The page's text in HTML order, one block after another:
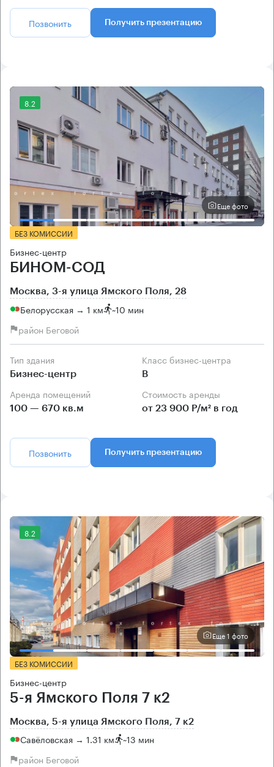
Позвонить Получить презентацию
8.2
Еще фото
БЕЗ КОМИССИИ
Бизнес-центр
БИНОМ-СОД
Москва, 3-я улица Ямского Поля, 28
Белорусская → 1 км ~10 мин
район Беговой
Тип здания
Бизнес-центр
Класс бизнес-центра
B
Аренда помещений
100 — 670 кв.м
Стоимость аренды
от 23 900 Р/м² в год
Позвонить Получить презентацию
8.2
Еще 1 фото
БЕЗ КОМИССИИ
Бизнес-центр
5-я Ямского Поля 7 к2
Москва, 5-я улица Ямского Поля, 7 к2
Савёловская → 1.31 км ~13 мин
район Беговой